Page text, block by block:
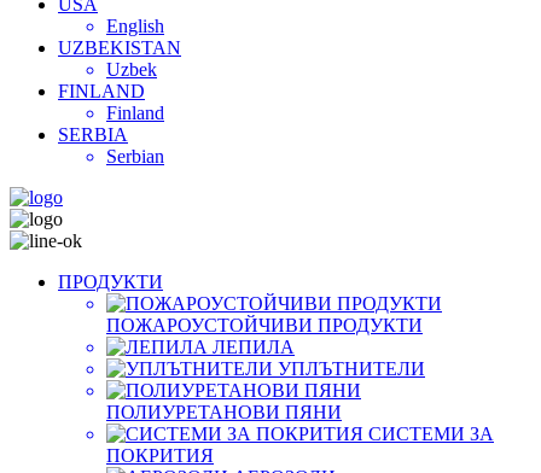
USA
English
UZBEKISTAN
Uzbek
FINLAND
Finland
SERBIA
Serbian
ПРОДУКТИ
ПОЖАРОУСТОЙЧИВИ ПРОДУКТИ
ЛЕПИЛА
УПЛЪТНИТЕЛИ
ПОЛИУРЕТАНОВИ ПЯНИ
СИСТЕМИ ЗА
ПОКРИТИЯ